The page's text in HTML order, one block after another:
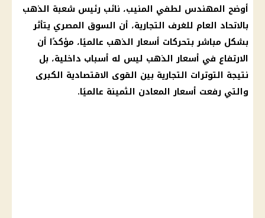
أوضح المهندس لطفي المنيب، نائب رئيس شعبة الذهب
بالاتحاد العام للغرف التجارية، أن السوق المصري يتأثر
بشكل مباشر بتحركات أسعار الذهب عالميًا، مؤكدًا أن
الارتفاع في أسعار الذهب ليس له أسباب داخلية، بل
نتيجة التوترات التجارية بين القوى الاقتصادية الكبرى
والتي رفعت أسعار المعادن الثمينة عالميًا.